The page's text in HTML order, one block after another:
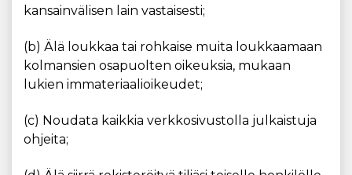
kansainvälisen lain vastaisesti;
(b) Älä loukkaa tai rohkaise muita loukkaamaan
kolmansien osapuolten oikeuksia, mukaan
lukien immateriaalioikeudet;
(c) Noudata kaikkia verkkosivustolla julkaistuja
ohjeita;